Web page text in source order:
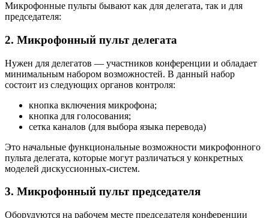
Микрофонные пульты бывают как для делегата, так и для
председателя:
2. Микрофонный пульт делегата
Нужен для делегатов — участников конференции и обладает
минимальным набором возможностей. В данный набор
состоит из следующих органов контроля:
кнопка включения микрофона;
кнопка для голосования;
сетка каналов (для выбора языка перевода)
Это начальные функциональные возможности микрофонного
пульта делегата, которые могут различаться у конкретных
моделей дискуссионных-систем.
3. Микрофонный пульт председателя
Оборудуются на рабочем месте председателя конференции